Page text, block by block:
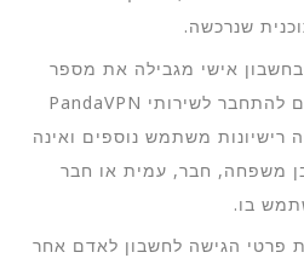
שנרכשה.
אישי מגבילה את מספר
מכשירי בעל החשבון שיכולים להתחבר לשירותי PandaVPN
רישיונות משתמש נוספים ואינה
משפחה, חבר, עמית או חבר
בו.
פרטי הגישה לחשבון לאדם אחר